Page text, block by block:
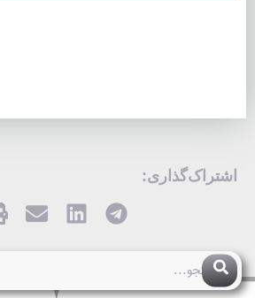
اشتراک‌گذاری: